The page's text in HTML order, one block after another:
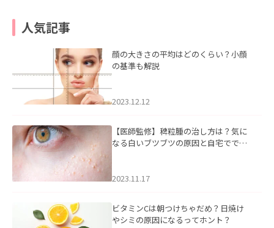
人気記事
顔の大きさの平均はどのくらい？小顔
の基準も解説
2023.12.12
【医師監修】稗粒腫の治し方は？気に
なる白いブツブツの原因と自宅ででき
2023.11.17
ビタミンCは朝つけちゃだめ？日焼け
やシミの原因になるってホント？